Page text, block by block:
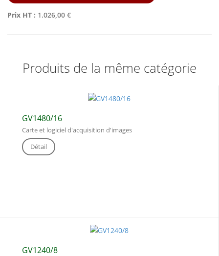
Prix HT : 1.026,00 €
Produits de la même catégorie
GV1480/16
Carte et logiciel d'acquisition d'images
Détail
GV1240/8